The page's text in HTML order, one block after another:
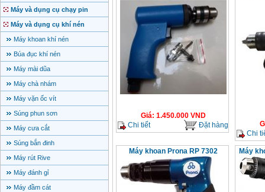
Máy và dụng cụ chạy pin
Máy và dụng cụ khí nén
Máy khoan khí nén
Búa đục khí nén
Máy mài dũa
Máy chà nhám
Máy vặn ốc vít
Súng phun sơn
Máy cưa cắt
Súng bắn đinh
Máy rút Rive
Máy đánh gỉ
Máy đầm cát
Giá: 1.450.000VND
Chi tiết
Đặt hàng
Chi
Máy khoan Prona RP 7302 Máy